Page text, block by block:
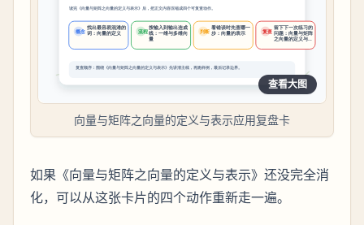
查看大图
向量与矩阵之向量的定义与表示应用复盘卡
如果《向量与矩阵之向量的定义与表示》还没完全消
化，可以从这张卡片的四个动作重新走一遍。